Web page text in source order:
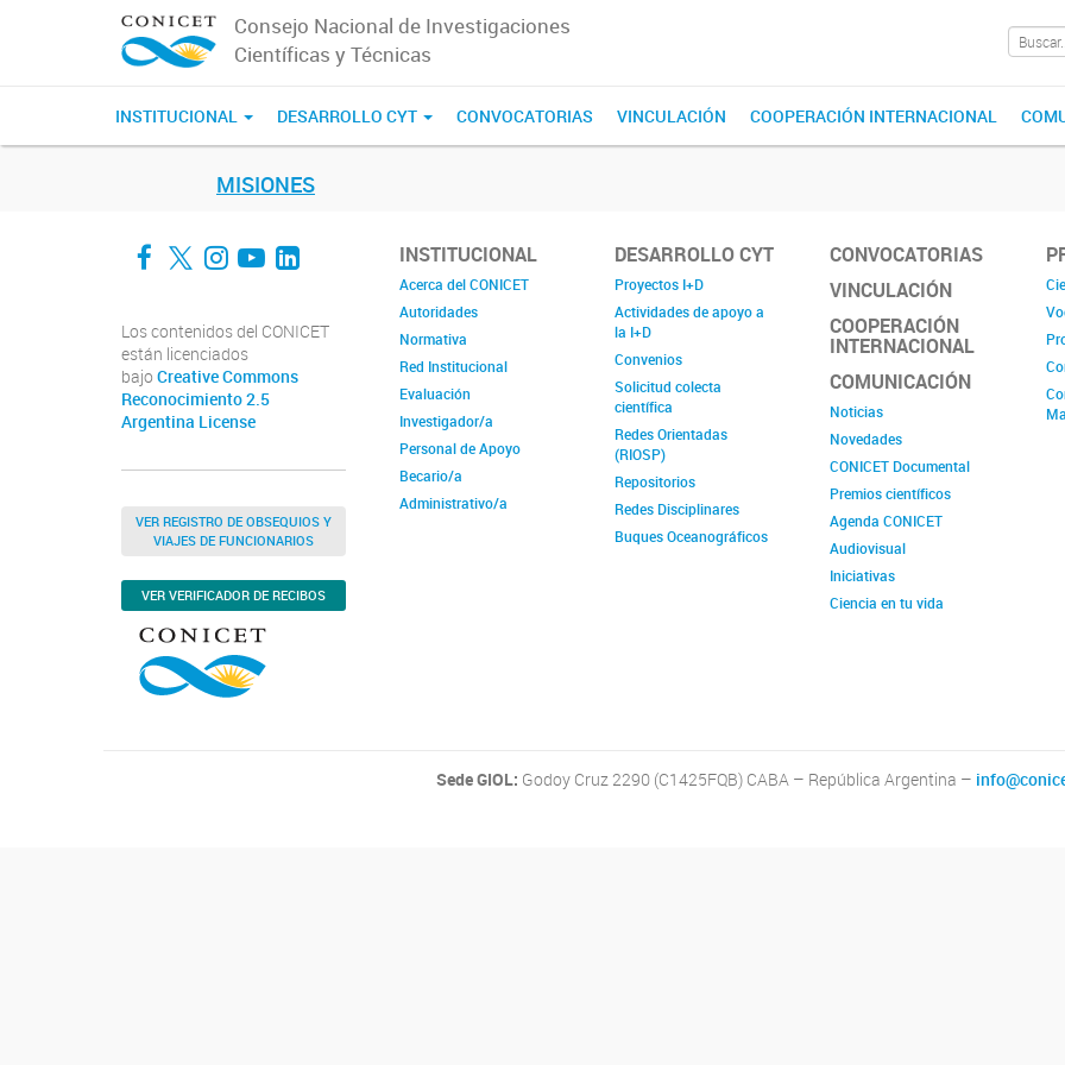
Consejo Nacional de Investigaciones
Científicas y Técnicas
INSTITUCIONAL DESARROLLO CYT CONVOCATORIAS VINCULACIÓN COOPERACIÓN INTERNACIONAL
MISIONES
Facebook
Twitter
Instagram
YouTube
LinkedIn
Los contenidos del CONICET
están licenciados
bajo Creative Commons
Reconocimiento 2.5
Argentina License
VER REGISTRO DE OBSEQUIOS Y
VIAJES DE FUNCIONARIOS
VER VERIFICADOR DE RECIBOS
INSTITUCIONAL
Acerca del CONICET
Autoridades
Normativa
Red Institucional
Evaluación
Investigador/a
Personal de Apoyo
Becario/a
Administrativo/a
DESARROLLO CYT
Proyectos I+D
Actividades de apoyo a
la I+D
Convenios
Solicitud colecta
científica
Redes Orientadas
(RIOSP)
Repositorios
Redes Disciplinares
Buques Oceanográficos
CONVOCATORIAS
VINCULACIÓN
COOPERACIÓN
INTERNACIONAL
COMUNICACIÓN
Noticias
Novedades
CONICET Documental
Premios científicos
Agenda CONICET
Audiovisual
Iniciativas
Ciencia en tu vida
Sede GIOL: Godoy Cruz 2290 (C1425FQB) CABA – República Argentina –